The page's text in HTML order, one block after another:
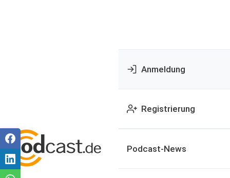
Anmeldung
Registrierung
Podcast-News